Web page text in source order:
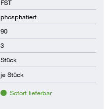
FST
phosphatiert
90
3
Stück
je Stück
Sofort lieferbar